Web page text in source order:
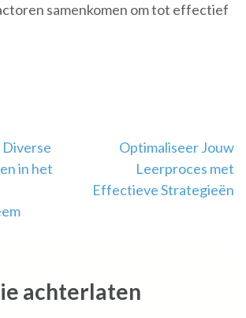
samenkomen om tot effectief
Diverse
in het
Optimaliseer Jouw
Leerproces met
Effectieve Strategieën
achterlaten